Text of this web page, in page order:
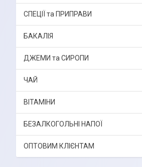
СПЕЦІЇ та ПРИПРАВИ
БАКАЛІЯ
ДЖЕМИ та СИРОПИ
ЧАЙ
ВІТАМІНИ
БЕЗАЛКОГОЛЬНІ НАПОЇ
ОПТОВИМ КЛІЄНТАМ